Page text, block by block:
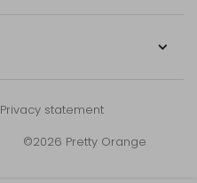
Privacy statement
©2026 Pretty Orange